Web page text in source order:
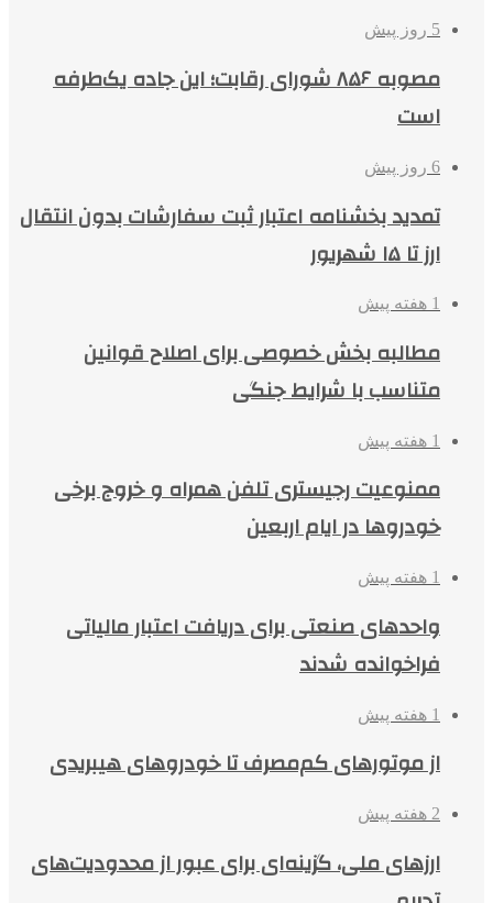
5 روز پیش
مصوبه ۸۵۶ شورای رقابت؛ این جاده یک‌طرفه
است
6 روز پیش
تمدید بخشنامه اعتبار ثبت سفارشات بدون انتقال
ارز تا ۱۵ شهریور
1 هفته پیش
مطالبه بخش خصوصی برای اصلاح قوانین
متناسب با شرایط جنگی
1 هفته پیش
ممنوعیت رجیستری تلفن همراه و خروج برخی
خودروها در ایام اربعین
1 هفته پیش
واحدهای صنعتی برای دریافت اعتبار مالیاتی
فراخوانده شدند
1 هفته پیش
از موتورهای کم‌مصرف تا خودروهای هیبریدی
2 هفته پیش
ارزهای ملی، گزینه‌ای برای عبور از محدودیت‌های